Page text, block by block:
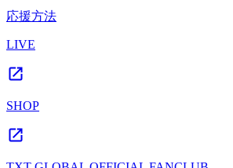
応援方法
LIVE
SHOP